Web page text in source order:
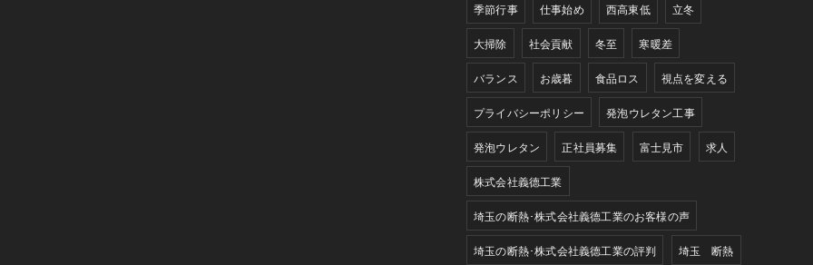
季節行事 仕事始め 西高東低 立冬
大掃除 社会貢献 冬至 寒暖差
バランス お歳暮 食品ロス 視点を変える
プライバシーポリシー 発泡ウレタン工事
発泡ウレタン 正社員募集 富士見市 求人
株式会社義德工業
埼玉の断熱･株式会社義德工業のお客様の声
埼玉の断熱･株式会社義德工業の評判 埼玉 断熱